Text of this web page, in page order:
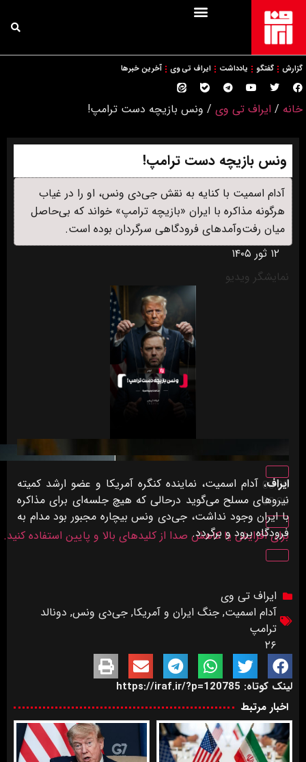
گزارش گفتگو یادداشت ایراف تی وی آخرین خبرها
خانه / ایراف تی وی / ونس بازیچه دست ترامپ!
ونس بازیچه دست ترامپ!
آدام اسمیت با کنایه به نقش جی‌دی ونس، او را در غیاب
هرگونه مذاکره با ایران «بازیچه ترامپ» خواند که بی‌حاصل
میان رفت‌وآمدهای فرودگاهی سرگردان بوده است.
۱۲ ثور ۱۴۰۵
نمایشگر ویدیو
00:00
00:00
برای افزایش یا کاهش صدا از کلیدهای بالا و پایین استفاده کنید.
ایراف، آدام اسمیت، نماینده کنگره آمریکا و عضو ارشد کمیته
نیروهای مسلح می‌گوید درحالی که هیچ جلسه‌ای برای مذاکره
با ایران وجود نداشت، جی‌دی ونس بیچاره مجبور بود مدام به
فرودگاه برود و برگردد.
ایراف تی وی
آدام اسمیت, جنگ ایران و آمریکا, جی‌دی ونس, دونالد
ترامپ
۲۶
لینک کوتاه: https://iraf.ir/?p=120785
اخبار مرتبط